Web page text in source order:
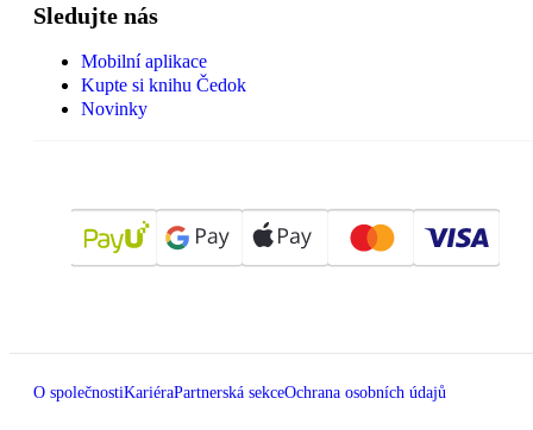
Sledujte nás
Mobilní aplikace
Kupte si knihu Čedok
Novinky
O společnostiKariéraPartnerská sekceOchrana osobních údajů